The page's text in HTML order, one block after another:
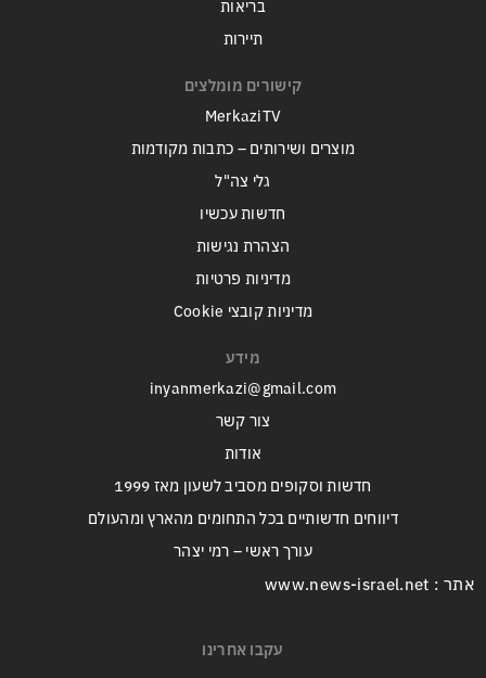
בריאות
תיירות
קישורים מומלצים
MerkaziTV
מוצרים ושירותים – כתבות מקודמות
גלי צה"ל
חדשות עכשיו
הצהרת נגישות
מדיניות פרטיות
מדיניות קובצי Cookie
מידע
inyanmerkazi@gmail.com
צור קשר
אודות
חדשות וסקופים מסביב לשעון מאז 1999
דיווחים חדשותיים בכל התחומים מהארץ ומהעולם
עורך ראשי – רמי יצהר
אתר : www.news-israel.net
עקבו אחרינו